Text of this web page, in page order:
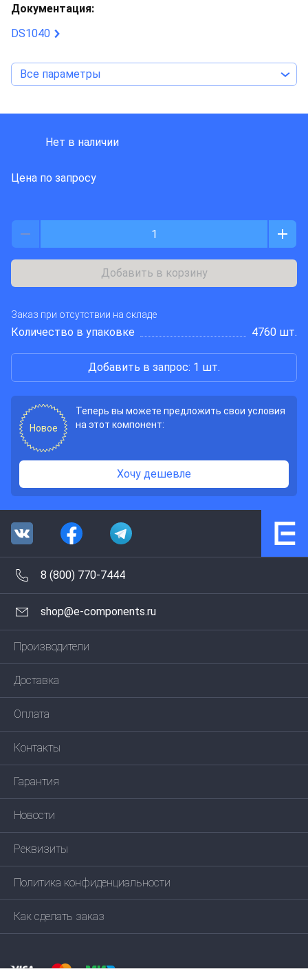
Документация:
DS1040
Все параметры
CONNFLY ELECTRONIC
Нет в наличии
Цена по запросу
Добавить в корзину
Заказ при отсутствии на складе
Количество в упаковке 4760 шт.
Добавить в запрос: 1 шт.
Новое
Теперь вы можете предложить свои условия
на этот компонент:
Хочу дешевле
8 (800) 770-7444
shop@e-components.ru
Производители
Доставка
Оплата
Контакты
Гарантия
Новости
Реквизиты
Политика конфиденциальности
Как сделать заказ